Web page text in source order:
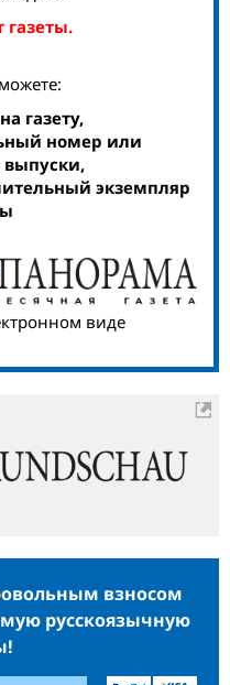
газеты.
газету,
номер или
экземпляр
виде
взносом
русскоязычную